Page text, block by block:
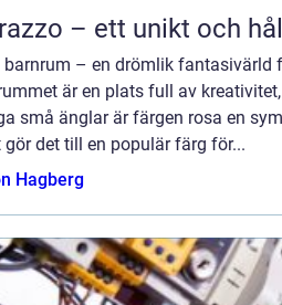
– ett unikt och
barnrum – en drömlik fantasivärld
är en plats full av
små änglar är färgen rosa en
gör det till en populär färg för...
Hagberg